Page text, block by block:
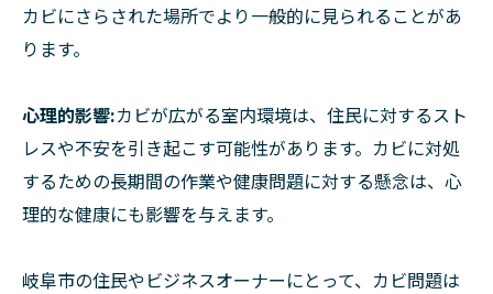
カビにさらされた場所でより一般的に見られることがあ
ります。
心理的影響:カビが広がる室内環境は、住民に対するスト
レスや不安を引き起こす可能性があります。カビに対処
するための長期間の作業や健康問題に対する懸念は、心
理的な健康にも影響を与えます。
岐阜市の住民やビジネスオーナーにとって、カビ問題は